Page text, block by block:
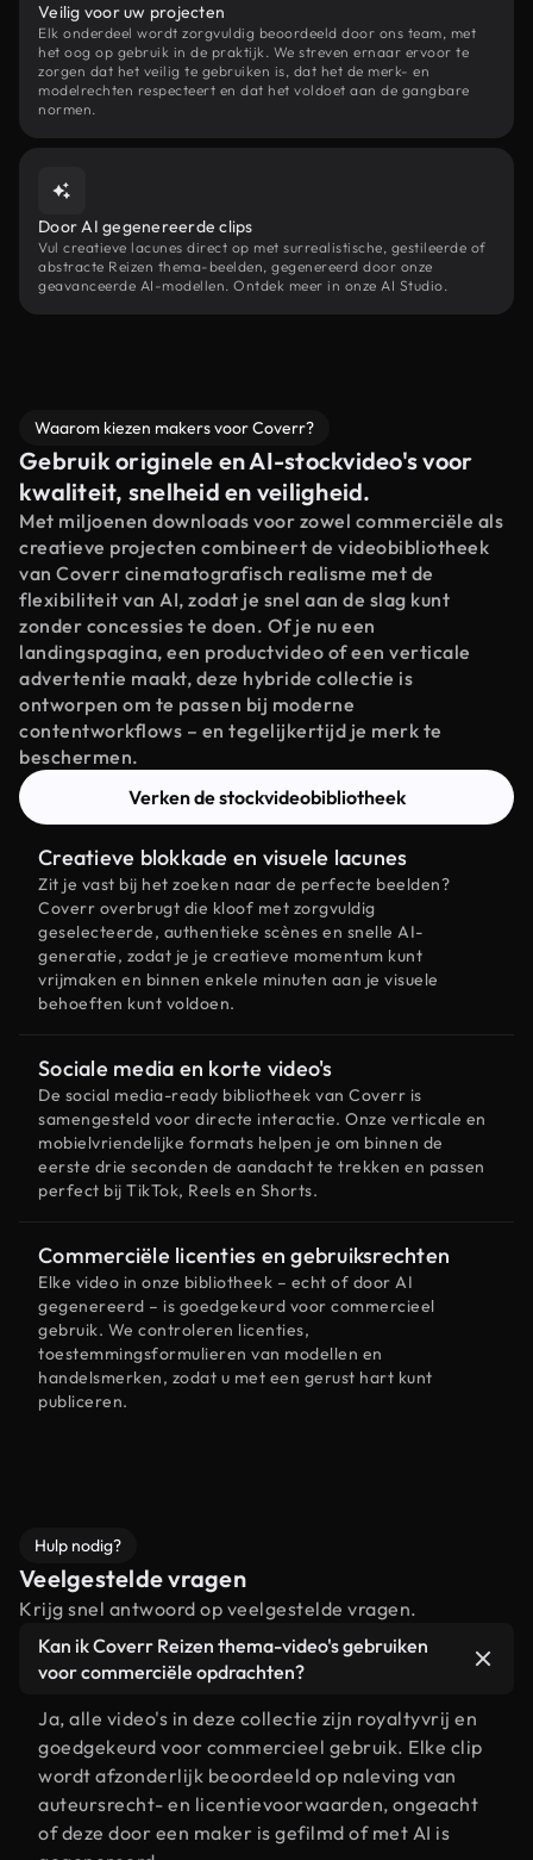
Veilig voor uw projecten
Elk onderdeel wordt zorgvuldig beoordeeld door ons team, met
het oog op gebruik in de praktijk. We streven ernaar ervoor te
zorgen dat het veilig te gebruiken is, dat het de merk- en
modelrechten respecteert en dat het voldoet aan de gangbare
normen.
Door AI gegenereerde clips
Vul creatieve lacunes direct op met surrealistische, gestileerde of
abstracte Reizen thema-beelden, gegenereerd door onze
geavanceerde AI-modellen. Ontdek meer in onze AI Studio.
Waarom kiezen makers voor Coverr?
Gebruik originele en AI-stockvideo's voor
kwaliteit, snelheid en veiligheid.
Met miljoenen downloads voor zowel commerciële als
creatieve projecten combineert de videobibliotheek
van Coverr cinematografisch realisme met de
flexibiliteit van AI, zodat je snel aan de slag kunt
zonder concessies te doen. Of je nu een
landingspagina, een productvideo of een verticale
advertentie maakt, deze hybride collectie is
ontworpen om te passen bij moderne
contentworkflows – en tegelijkertijd je merk te
beschermen.
Verken de stockvideobibliotheek
Creatieve blokkade en visuele lacunes
Zit je vast bij het zoeken naar de perfecte beelden?
Coverr overbrugt die kloof met zorgvuldig
geselecteerde, authentieke scènes en snelle AI-
generatie, zodat je je creatieve momentum kunt
vrijmaken en binnen enkele minuten aan je visuele
behoeften kunt voldoen.
Sociale media en korte video's
De social media-ready bibliotheek van Coverr is
samengesteld voor directe interactie. Onze verticale en
mobielvriendelijke formats helpen je om binnen de
eerste drie seconden de aandacht te trekken en passen
perfect bij TikTok, Reels en Shorts.
Commerciële licenties en gebruiksrechten
Elke video in onze bibliotheek – echt of door AI
gegenereerd – is goedgekeurd voor commercieel
gebruik. We controleren licenties,
toestemmingsformulieren van modellen en
handelsmerken, zodat u met een gerust hart kunt
publiceren.
Hulp nodig?
Veelgestelde vragen
Krijg snel antwoord op veelgestelde vragen.
Kan ik Coverr Reizen thema-video's gebruiken
voor commerciële opdrachten?
Ja, alle video's in deze collectie zijn royaltyvrij en
goedgekeurd voor commercieel gebruik. Elke clip
wordt afzonderlijk beoordeeld op naleving van
auteursrecht- en licentievoorwaarden, ongeacht
of deze door een maker is gefilmd of met AI is